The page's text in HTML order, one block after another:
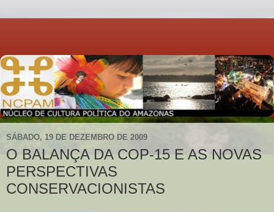
SÁBADO, 19 DE DEZEMBRO DE 2009
O BALANÇA DA COP-15 E AS NOVAS
PERSPECTIVAS
CONSERVACIONISTAS